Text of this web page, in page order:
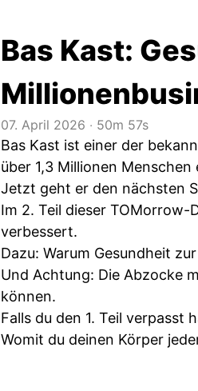
Bas Kast:
07. April 2026 ‧ 50m 57s
Bas Kast ist einer der
über 1,3 Millionen
Jetzt geht er den nächsten
Im 2. Teil dieser TOMorrow-
verbessert.
Dazu: Warum Gesundheit
Und Achtung: Die Abzocke
können.
Falls du den 1. Teil verpasst
Womit du deinen Körper